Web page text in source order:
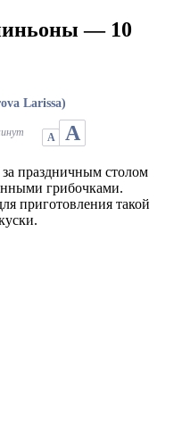
— 10
Larissa)
А А
праздничным столом
грибочками.
приготовления такой